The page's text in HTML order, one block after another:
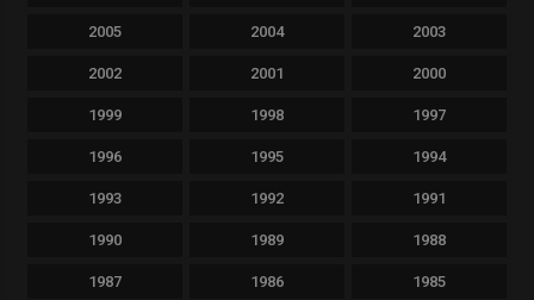
2005 2004 2003
2002 2001 2000
1999 1998 1997
1996 1995 1994
1993 1992 1991
1990 1989 1988
1987 1986 1985